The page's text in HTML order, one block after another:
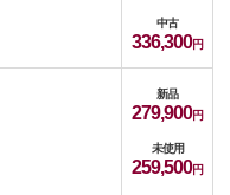
中古
336,300
新品
279,900
未使用
259,500